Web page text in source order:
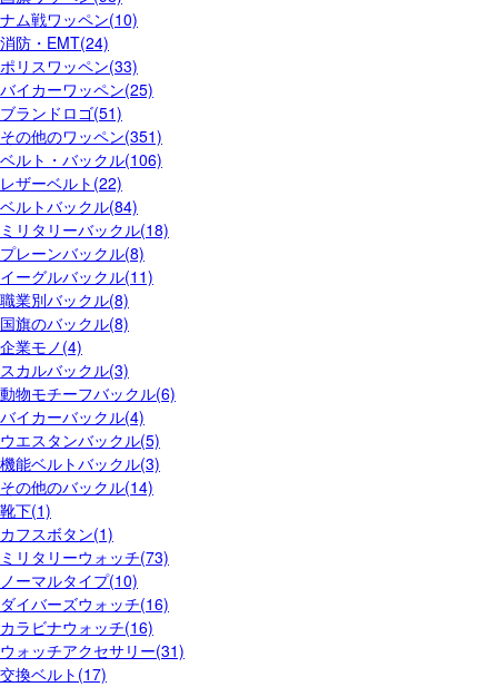
ナム戦ワッペン(10)
消防・EMT(24)
ポリスワッペン(33)
バイカーワッペン(25)
ブランドロゴ(51)
その他のワッペン(351)
ベルト・バックル(106)
レザーベルト(22)
ベルトバックル(84)
ミリタリーバックル(18)
プレーンバックル(8)
イーグルバックル(11)
職業別バックル(8)
国旗のバックル(8)
企業モノ(4)
スカルバックル(3)
動物モチーフバックル(6)
バイカーバックル(4)
ウエスタンバックル(5)
機能ベルトバックル(3)
その他のバックル(14)
靴下(1)
カフスボタン(1)
ミリタリーウォッチ(73)
ノーマルタイプ(10)
ダイバーズウォッチ(16)
カラビナウォッチ(16)
ウォッチアクセサリー(31)
交換ベルト(17)